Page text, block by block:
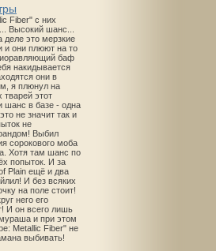
Fiber" с них
Высокий шанс...
деле это мерзкие
и они плюют на то
баф
накидывается
они в
я плюнул на
тварей этот
шанс в базе - одна
не значит так и
не
Выбил
сорокового моба
Хотя там шанс по
попыток. И за
Plain ещё и два
И без всяких
на поле стоит!
него его
И он всего лишь
и при этом
Metallic Fiber" не
выбивать!